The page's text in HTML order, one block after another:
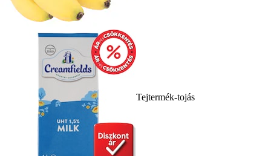
Tejtermék-tojás